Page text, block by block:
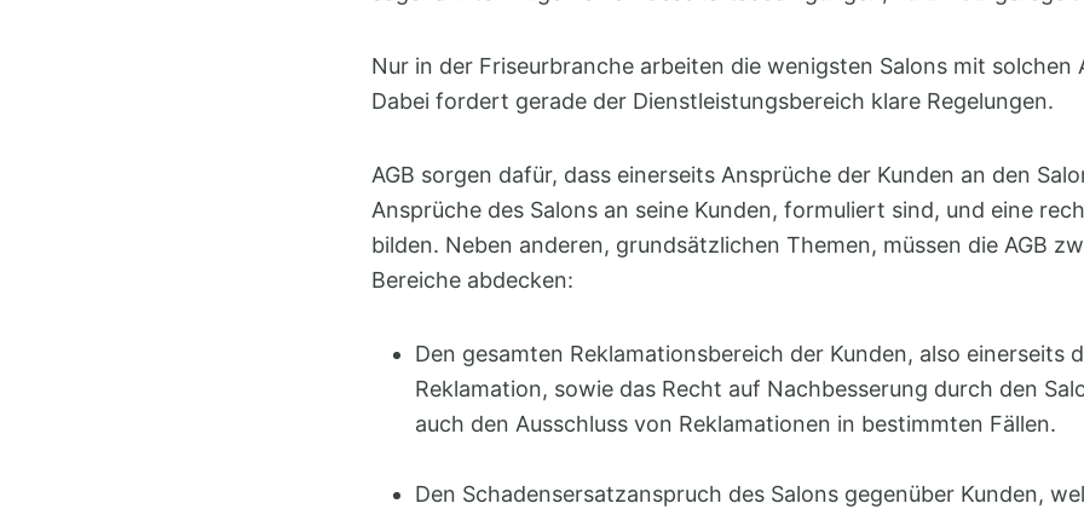
Nur in der Friseurbranche arbeiten die wenigsten Salons mit solchen
Dabei fordert gerade der Dienstleistungsbereich klare Regelungen.
AGB sorgen dafür, dass einerseits Ansprüche der Kunden an den
Ansprüche des Salons an seine Kunden, formuliert sind, und eine
bilden. Neben anderen, grundsätzlichen Themen, müssen die AGB
Bereiche abdecken:
Den gesamten Reklamationsbereich der Kunden, also einerseits
Reklamation, sowie das Recht auf Nachbesserung durch den
auch den Ausschluss von Reklamationen in bestimmten Fällen.
Den Schadensersatzanspruch des Salons gegenüber Kunden,